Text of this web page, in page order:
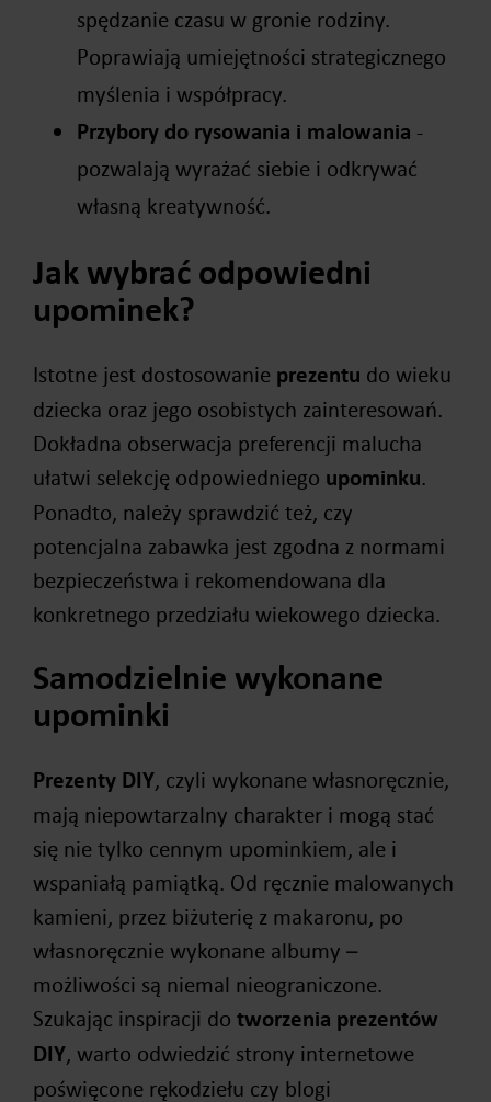
spędzanie czasu w gronie rodziny.
Poprawiają umiejętności strategicznego
myślenia i współpracy.
Przybory do rysowania i malowania -
pozwalają wyrażać siebie i odkrywać
własną kreatywność.
Jak wybrać odpowiedni
upominek?
Istotne jest dostosowanie prezentu do wieku
dziecka oraz jego osobistych zainteresowań.
Dokładna obserwacja preferencji malucha
ułatwi selekcję odpowiedniego upominku.
Ponadto, należy sprawdzić też, czy
potencjalna zabawka jest zgodna z normami
bezpieczeństwa i rekomendowana dla
konkretnego przedziału wiekowego dziecka.
Samodzielnie wykonane
upominki
Prezenty DIY, czyli wykonane własnoręcznie,
mają niepowtarzalny charakter i mogą stać
się nie tylko cennym upominkiem, ale i
wspaniałą pamiątką. Od ręcznie malowanych
kamieni, przez biżuterię z makaronu, po
własnoręcznie wykonane albumy –
możliwości są niemal nieograniczone.
Szukając inspiracji do tworzenia prezentów
DIY, warto odwiedzić strony internetowe
poświęcone rękodziełu czy blogi